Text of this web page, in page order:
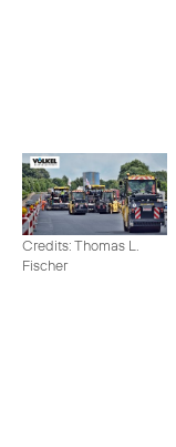
Credits: Thomas L.
Fischer